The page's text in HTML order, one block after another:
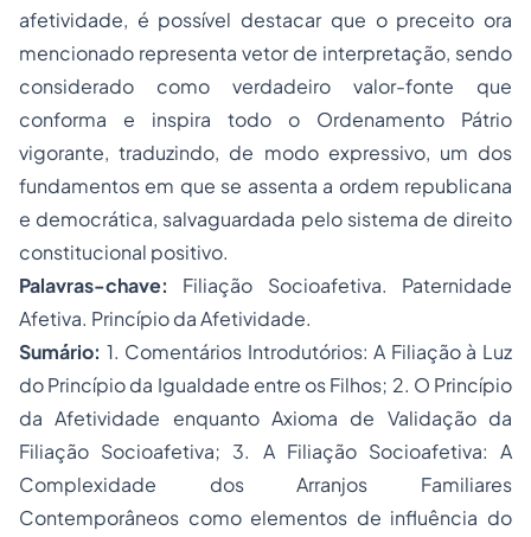
afetividade, é possível destacar que o preceito ora
mencionado representa vetor de interpretação, sendo
considerado como verdadeiro valor-fonte que
conforma e inspira todo o Ordenamento Pátrio
vigorante, traduzindo, de modo expressivo, um dos
fundamentos em que se assenta a ordem republicana
e democrática, salvaguardada pelo sistema de direito
constitucional positivo.
Palavras-chave: Filiação Socioafetiva. Paternidade
Afetiva. Princípio da Afetividade.
Sumário: 1. Comentários Introdutórios: A Filiação à Luz
do Princípio da Igualdade entre os Filhos; 2. O Princípio
da Afetividade enquanto Axioma de Validação da
Filiação Socioafetiva; 3. A Filiação Socioafetiva: A
Complexidade dos Arranjos Familiares
Contemporâneos como elementos de influência do